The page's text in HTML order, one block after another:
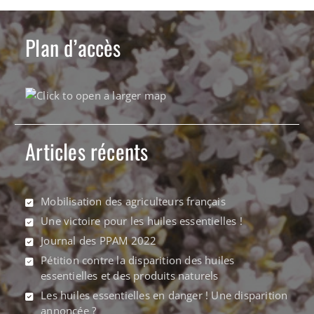
Plan d’accès
Articles récents
Mobilisation des agriculteurs français
Une victoire pour les huiles essentielles !
Journal des PPAM 2022
Pétition contre la disparition des huiles
essentielles et des produits naturels
Les huiles essentielles en danger ! Une disparition
annoncée ?